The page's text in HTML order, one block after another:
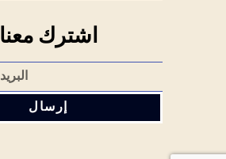
اشترك معنا
إرسال